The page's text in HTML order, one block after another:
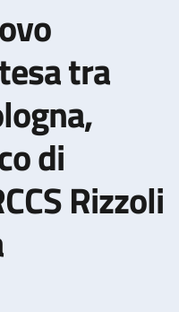
tra
di
Rizzoli